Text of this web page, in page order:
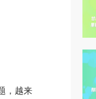
，越来